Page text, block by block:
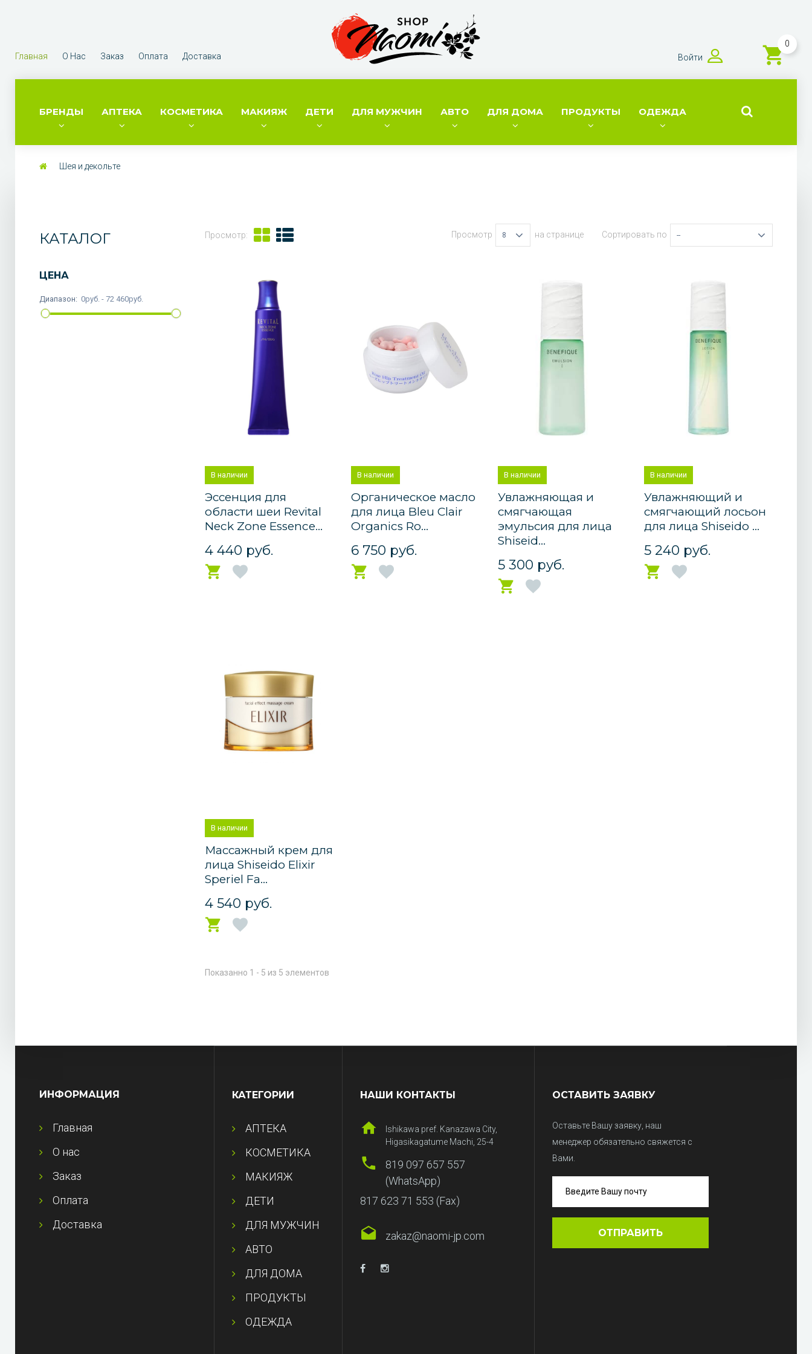
0
Войти
Главная О Нас Заказ Оплата Доставка
БРЕНДЫ АПТЕКА КОСМЕТИКА МАКИЯЖ ДЕТИ ДЛЯ МУЖЧИН АВТО ДЛЯ ДОМА ПРОДУКТЫ ОДЕЖДА
Шея и декольте
Просмотр: Сортировать по --
Просмотр 8 на странице
В наличии
Эссенция для
области шеи Revital
Neck Zone Essence...
4 440 руб.
В наличии
Органическое масло
для лица Bleu Clair
Organics Ro...
6 750 руб.
В наличии
Увлажняющая и
смягчающая
эмульсия для лица
Shiseid...
5 300 руб.
В наличии
Увлажняющий и
смягчающий лосьон
для лица Shiseido ...
5 240 руб.
В наличии
Массажный крем для
лица Shiseido Elixir
Speriel Fa...
4 540 руб.
Показанно 1 - 5 из 5 элементов
КАТАЛОГ
ЦЕНА
Диапазон: 0руб. - 72 460руб.
ИНФОРМАЦИЯ
Главная
О нас
Заказ
Оплата
Доставка
КАТЕГОРИИ
АПТЕКА
КОСМЕТИКА
МАКИЯЖ
ДЕТИ
ДЛЯ МУЖЧИН
АВТО
ДЛЯ ДОМА
ПРОДУКТЫ
ОДЕЖДА
НАШИ КОНТАКТЫ
Ishikawa pref. Kanazawa City,
Higasikagatume Machi, 25-4
819 097 657 557
(WhatsApp)
817 623 71 553 (Fax)
zakaz@naomi-jp.com
ОСТАВИТЬ ЗАЯВКУ
Оставьте Вашу заявку, наш
менеджер обязательно свяжется с
Вами.